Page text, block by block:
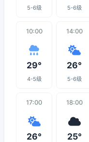
5-6级 5-6级
10:00
29°
4-5级
14:00
26°
5-6级
17:00
26°
18:00
25°